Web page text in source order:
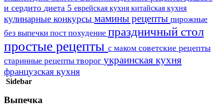
и сердито диета 5 еврейская кухня китайская кухня
кулинарные конкурсы мамины рецепты пирожные
без выпечки постпохудение праздничный стол
простые рецепты с маком советские рецепты
старинные рецепты творог украинская кухня
французская кухня
Sidebar
Выпечка